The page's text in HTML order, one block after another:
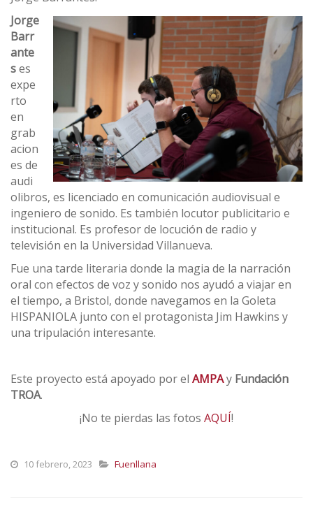
Jorge
Barr
ante
ses
expe
rto
en
grab
acion
es de
audi
olibros, es licenciado en comunicación audiovisual e
ingeniero de sonido. Es también locutor publicitario e
institucional. Es profesor de locución de radio y
televisión en la Universidad Villanueva.
Fue una tarde literaria donde la magia de la narración
oral con efectos de voz y sonido nos ayudó a viajar en
el tiempo, a Bristol, donde navegamos en la Goleta
HISPANIOLA junto con el protagonista Jim Hawkins y
una tripulación interesante.
Este proyecto está apoyado por el AMPAy Fundación
TROA.
¡No te pierdas las fotos AQUÍ!
10 febrero, 2023 Fuenllana